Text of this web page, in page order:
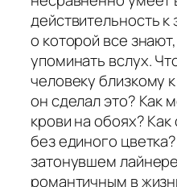
действительность к
о которой все
упоминать вслух.
человеку близкому
он сделал это? Как
крови на обоях?
без единого
затонувшем
романтичным в